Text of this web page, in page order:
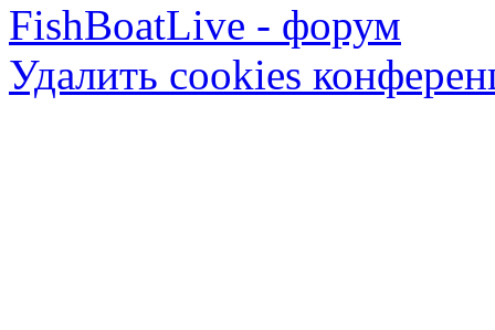
FishBoatLive - форум
Удалить cookies